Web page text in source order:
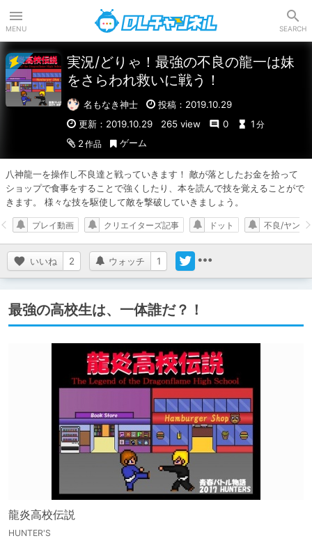
MENU SEARCH
実況/どりゃ！最強の不良の龍一は妹
をさらわれ救いに戦う！
名もなき神士
投稿：2019.10.29
更新：2019.10.29
265 view 0 1 分
2 作品 ゲーム
八神龍一を操作し不良達と戦っていきます！ 敵が落としたお金を拾って
ショップで食事をすることで強くしたり、本を読んで技を覚えることがで
きます。 様々な技を駆使して敵を撃破していきましょう。
いいね 2 ウォッチ 1
プレイ動画 クリエイターズ記事 ドット 不良/ヤンキ
最強の高校生は、一体誰だ？！
龍炎高校伝説
HUNTER'S